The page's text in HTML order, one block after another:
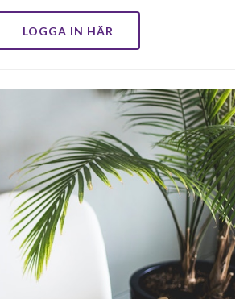
LOGGA IN HÄR